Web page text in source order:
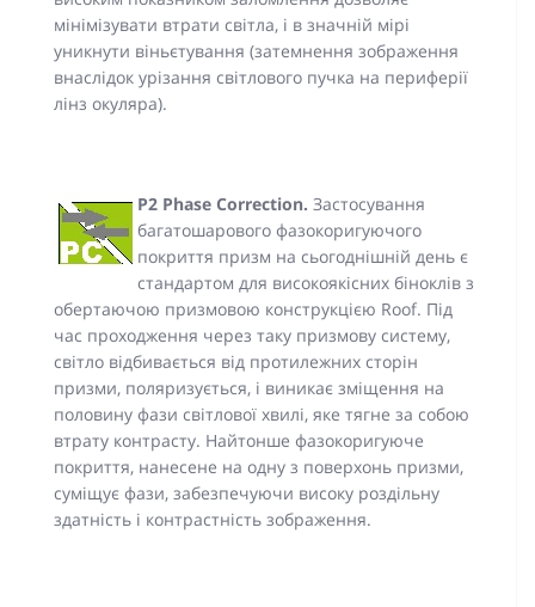
мінімізувати втрати світла, і в значній мірі
уникнути віньєтування (затемнення зображення
внаслідок урізання світлового пучка на периферії
лінз окуляра).
P2 Phase Correction. Застосування
багатошарового фазокоригуючого
покриття призм на сьогоднішній день є
стандартом для високоякісних біноклів з
обертаючою призмовою конструкцією Roof. Під
час проходження через таку призмову систему,
світло відбивається від протилежних сторін
призми, поляризується, і виникає зміщення на
половину фази світлової хвилі, яке тягне за собою
втрату контрасту. Найтонше фазокоригуюче
покриття, нанесене на одну з поверхонь призми,
суміщує фази, забезпечуючи високу роздільну
здатність і контрастність зображення.